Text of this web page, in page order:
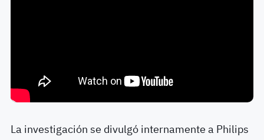
La investigación se divulgó internamente a Philips